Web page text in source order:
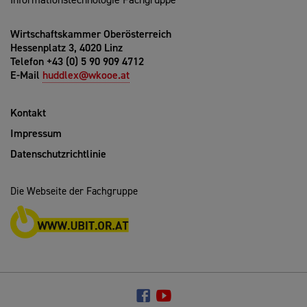
Wirtschaftskammer Oberösterreich
Hessenplatz 3, 4020 Linz
Telefon +43 (0) 5 90 909 4712
E-Mail huddlex@wkooe.at
Kontakt
Impressum
Datenschutzrichtlinie
Die Webseite der Fachgruppe